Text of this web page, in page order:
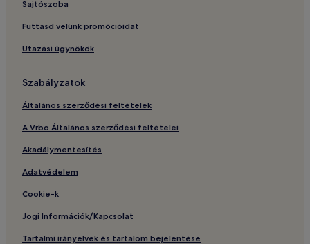
Sajtószoba
Futtasd velünk promócióidat
Utazási ügynökök
Szabályzatok
Általános szerződési feltételek
A Vrbo Általános szerződési feltételei
Akadálymentesítés
Adatvédelem
Cookie-k
Jogi Információk/Kapcsolat
Tartalmi irányelvek és tartalom bejelentése